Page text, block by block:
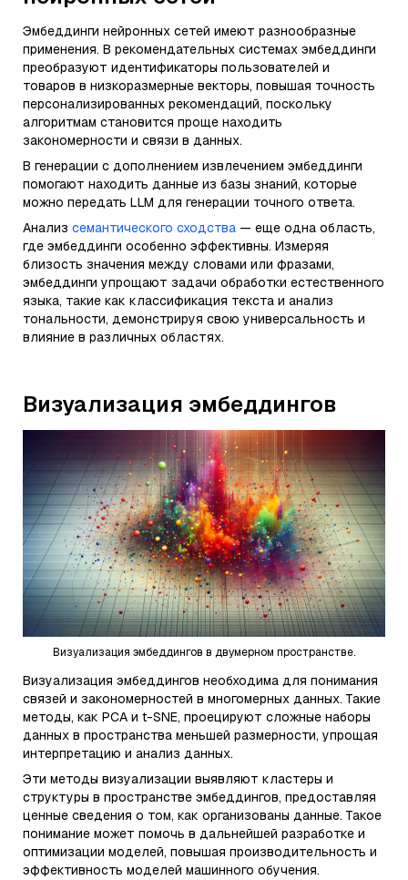
Эмбеддинги нейронных сетей имеют разнообразные
применения. В рекомендательных системах эмбеддинги
преобразуют идентификаторы пользователей и
товаров в низкоразмерные векторы, повышая точность
персонализированных рекомендаций, поскольку
алгоритмам становится проще находить
закономерности и связи в данных.
В генерации с дополнением извлечением эмбеддинги
помогают находить данные из базы знаний, которые
можно передать LLM для генерации точного ответа.
Анализ семантического сходства — еще одна область,
где эмбеддинги особенно эффективны. Измеряя
близость значения между словами или фразами,
эмбеддинги упрощают задачи обработки естественного
языка, такие как классификация текста и анализ
тональности, демонстрируя свою универсальность и
влияние в различных областях.
Визуализация эмбеддингов
Визуализация эмбеддингов в двумерном пространстве.
Визуализация эмбеддингов необходима для понимания
связей и закономерностей в многомерных данных. Такие
методы, как PCA и t-SNE, проецируют сложные наборы
данных в пространства меньшей размерности, упрощая
интерпретацию и анализ данных.
Эти методы визуализации выявляют кластеры и
структуры в пространстве эмбеддингов, предоставляя
ценные сведения о том, как организованы данные. Такое
понимание может помочь в дальнейшей разработке и
оптимизации моделей, повышая производительность и
эффективность моделей машинного обучения.